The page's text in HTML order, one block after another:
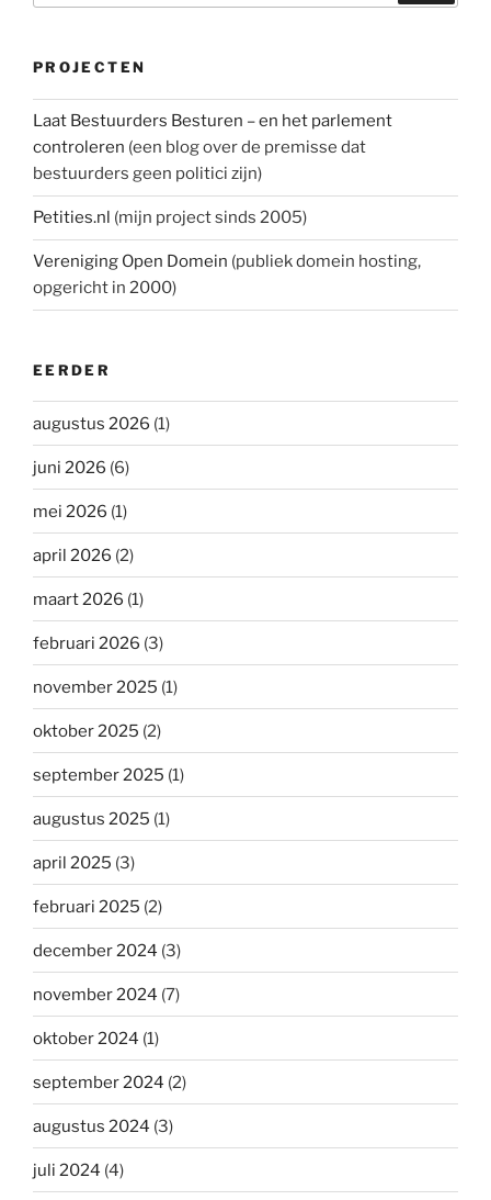
PROJECTEN
Laat Bestuurders Besturen – en het parlement
controleren (een blog over de premisse dat
bestuurders geen politici zijn)
Petities.nl (mijn project sinds 2005)
Vereniging Open Domein (publiek domein hosting,
opgericht in 2000)
EERDER
augustus 2026 (1)
juni 2026 (6)
mei 2026 (1)
april 2026 (2)
maart 2026 (1)
februari 2026 (3)
november 2025 (1)
oktober 2025 (2)
september 2025 (1)
augustus 2025 (1)
april 2025 (3)
februari 2025 (2)
december 2024 (3)
november 2024 (7)
oktober 2024 (1)
september 2024 (2)
augustus 2024 (3)
juli 2024 (4)